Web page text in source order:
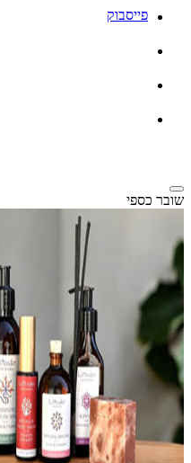
פייסבוק
שובר כספי